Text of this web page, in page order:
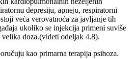
depresiju, apneju, respiratorni
veća verovatnoća za javljanje tih
ukoliko se injekcija primeni suviše
doza.(videti odeljak 4.8).
kao primarna terapija psihoza.